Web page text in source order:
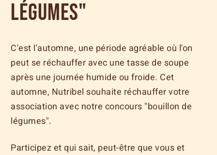
légumes"
C'est l'automne, une période agréable où l'on
peut se réchauffer avec une tasse de soupe
après une journée humide ou froide. Cet
automne, Nutribel souhaite réchauffer votre
association avec notre concours "bouillon de
légumes".
Participez et qui sait, peut-être que vous et